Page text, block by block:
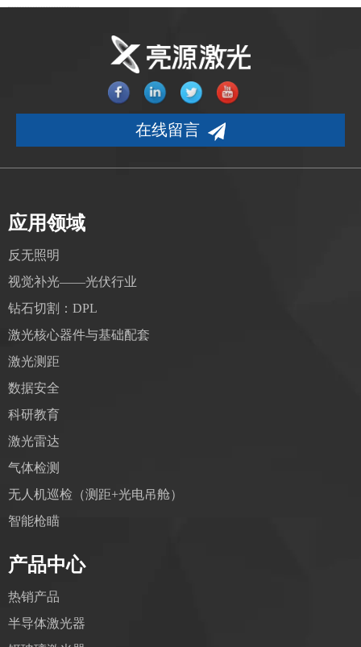
在线留言
应用领域
反无照明
视觉补光——光伏行业
钻石切割：DPL
激光核心器件与基础配套
激光测距
数据安全
科研教育
激光雷达
气体检测
无人机巡检（测距+光电吊舱）
智能枪瞄
产品中心
热销产品
半导体激光器